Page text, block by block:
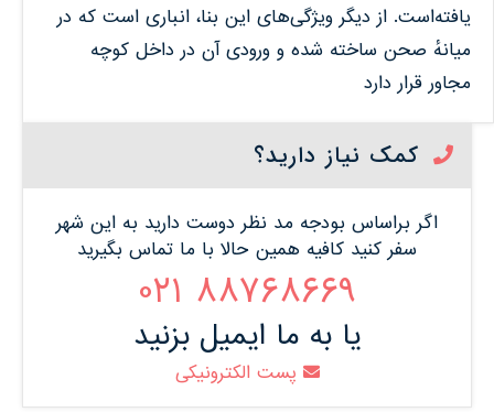
یافته‌است. از دیگر ویژگی‌های این بنا، انباری است که در
میانهٔ صحن ساخته شده و ورودی آن در داخل کوچه
مجاور قرار دارد
کمک نیاز دارید؟
اگر براساس بودجه مد نظر دوست دارید به این شهر
سفر کنید کافیه همین حالا با ما تماس بگیرید
88768669 021
یا به ما ایمیل بزنید
پست الکترونیکی